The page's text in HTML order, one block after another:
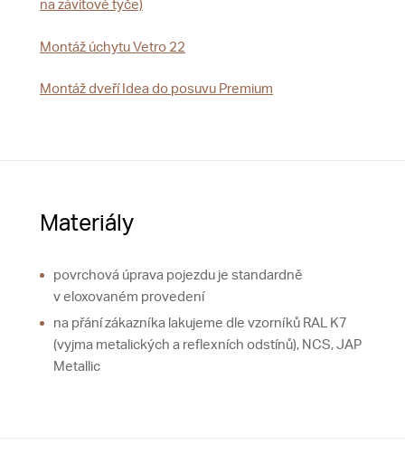
na závitové tyče)
Montáž úchytu Vetro 22
Montáž dveří Idea do posuvu Premium
Materiály
povrchová úprava pojezdu je standardně
v eloxovaném provedení
na přání zákazníka lakujeme dle vzorníků RAL K7
(vyjma metalických a reflexních odstínů), NCS, JAP
Metallic